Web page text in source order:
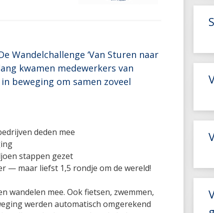
Wandelchallenge ‘Van Sturen naar
kwamen medewerkers van
beweging om samen zoveel
deden mee
stappen gezet
— maar liefst 1,5 rondje om de wereld!
wandelen mee. Ook fietsen, zwemmen,
werden automatisch omgerekend